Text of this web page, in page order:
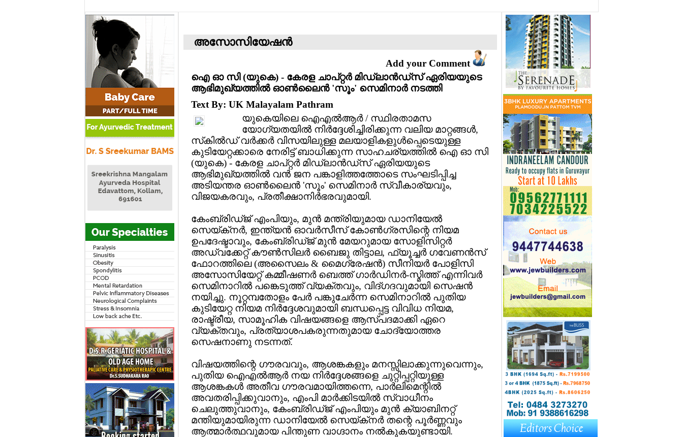
അസോസിയേഷന്‍
Add your Comment
ഐ ഓ സി (യുകെ) - കേരള ചാപ്റ്റര്‍ മിഡ്‌ലാന്‍ഡ്സ് ഏരിയയുടെ
ആഭിമുഖ്യത്തില്‍ ഓണ്‍ലൈന്‍ 'സൂം' സെമിനാര്‍ നടത്തി
Text By: UK Malayalam Pathram
യുകെയിലെ ഐഎല്‍ആര്‍ / സ്ഥിരതാമസ
യോഗ്യതയില്‍ നിര്‍ദ്ദേശിച്ചിരിക്കുന്ന വലിയ മാറ്റങ്ങള്‍,
സ്‌കില്‍ഡ് വര്‍ക്കര്‍ വിസയിലുള്ള മലയാളികളുള്‍പ്പെടെയുള്ള
കുടിയേറ്റക്കാരെ നേരിട്ട് ബാധിക്കുന്ന സാഹചര്യത്തില്‍ ഐ ഓ സി
(യുകെ) - കേരള ചാപ്റ്റര്‍ മിഡ്‌ലാന്‍ഡ്സ് ഏരിയയുടെ
ആഭിമുഖ്യത്തില്‍ വന്‍ ജന പങ്കാളിത്തത്തോടെ സംഘടിപ്പിച്ച
അടിയന്തര ഓണ്‍ലൈന്‍ 'സൂം' സെമിനാര്‍ സ്വീകാര്യവും,
വിജയകരവും, പ്രതീക്ഷാനിര്‍ഭരവുമായി.
കേംബ്രിഡ്ജ് എംപിയും, മുന്‍ മന്ത്രിയുമായ ഡാനിയേല്‍
സെയ്ക്‌നര്‍, ഇന്ത്യന്‍ ഓവര്‍സീസ് കോണ്‍ഗ്രസിന്റെ നിയമ
ഉപദേഷ്ടാവും, കേംബ്രിഡ്ജ് മുന്‍ മേയറുമായ സോളിസിറ്റര്‍
അഡ്വക്കേറ്റ് കൗണ്‍സിലര്‍ ബൈജു തിട്ടാല, ഫ്യൂച്ചര്‍ ഗവേണന്‍സ്
ഫോറത്തിലെ (അസൈലം & മൈഗ്രേഷന്‍) സീനിയര്‍ പോളിസി
അസോസിയേറ്റ് കമ്മീഷണര്‍ ബെത്ത് ഗാര്‍ഡിനര്‍-സ്മിത്ത് എന്നിവര്‍
സെമിനാറില്‍ പങ്കെടുത്ത് വ്യക്തവും, വിദ്ഗദവുമായി സെഷന്‍
നയിച്ചു. നൂറ്റമ്പതോളം പേര്‍ പങ്കുചേര്‍ന്ന സെമിനാറില്‍ പുതിയ
കുടിയേറ്റ നിയമ നിര്‍ദ്ദേശവുമായി ബന്ധപ്പെട്ട വിവിധ നിയമ,
രാഷ്ട്രീയ, സാമൂഹിക വിഷയങ്ങളെ ആസ്പദമാക്കി ഏറെ
വ്യക്തവും, പ്രത്യാശപകരുന്നതുമായ ചോദ്യോത്തര
സെഷനാണു നടന്നത്.
വിഷയത്തിന്റെ ഗൗരവവും, ആശങ്കകളും മനസ്സിലാക്കുന്നുവെന്നും,
പുതിയ ഐഎല്‍ആര്‍ നയ നിര്‍ദ്ദേശങ്ങളെ ചുറ്റിപ്പറ്റിയുള്ള
ആശങ്കകള്‍ അതീവ ഗൗരവമായിത്തന്നെ, പാര്‍ലിമെന്റില്‍
അവതരിപ്പിക്കുവാനും, എംപി മാര്‍ക്കിടയില്‍ സ്വാധീനം
ചെലുത്തുവാനും, കേംബ്രിഡ്ജ് എംപിയും മുന്‍ ക്യാബിനറ്റ്
മന്തിയുമായിരുന്ന ഡാനിയേല്‍ സെയ്ക്‌നര്‍ തന്റെ പൂര്‍ണ്ണവും
ആത്മാര്‍ത്ഥവുമായ പിന്തുണ വാഗ്ദാനം നല്‍കുകയുണ്ടായി.